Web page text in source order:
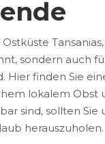
sondern auch
Hier finden Sie
lokalem Obst
sind, sollten
herauszuholen.